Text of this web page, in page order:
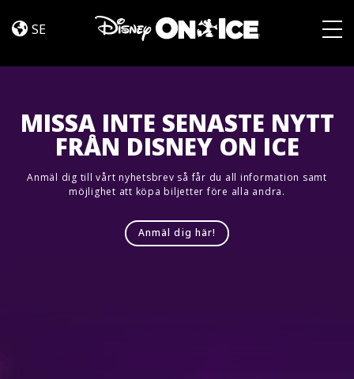
Trip
SE
MISSA INTE SENASTE NYTT
FRÅN DISNEY ON ICE
Anmäl dig till vårt nyhetsbrev så får du all information samt
möjlighet att köpa biljetter före alla andra.
Anmäl dig här!